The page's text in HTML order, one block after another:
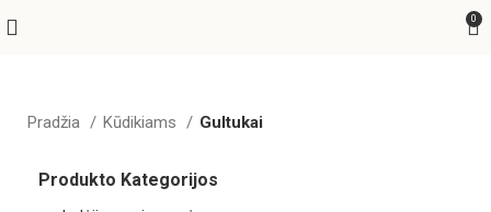
0
Pradžia Kūdikiams Gultukai
Produkto Kategorijos